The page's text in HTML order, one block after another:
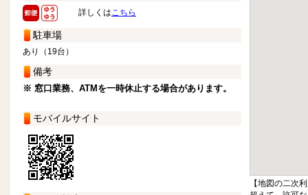
詳しくはこちら
駐車場
あり（19台）
備考
※ 窓口業務、ATMを一時休止する場合があります。
モバイルサイト
【地図の二次